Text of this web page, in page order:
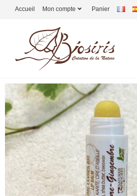
Accueil Mon compte Panier